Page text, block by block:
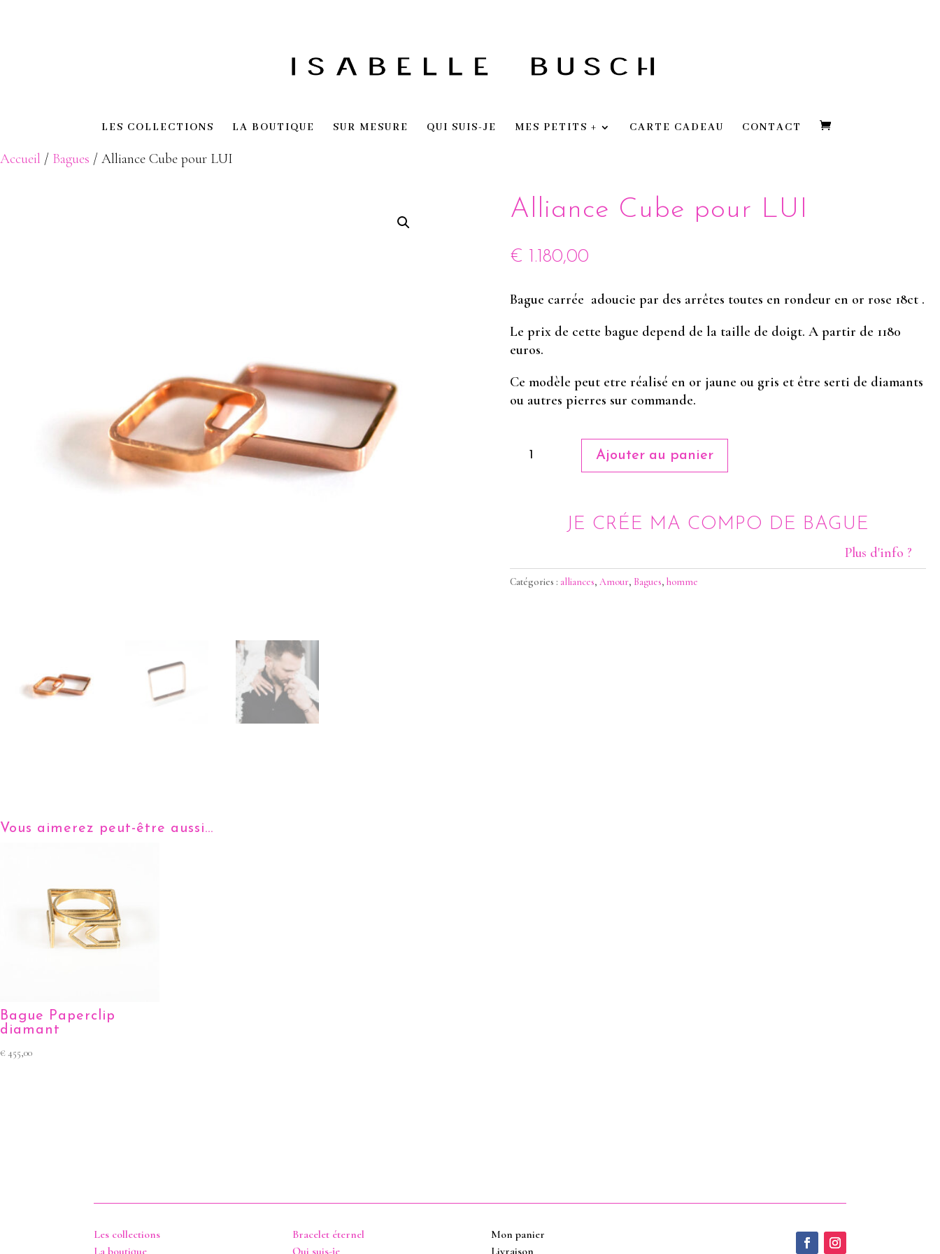
LES COLLECTIONS LA BOUTIQUE SUR MESURE QUI SUIS-JE MES PETITS + CARTE CADEAU CONTACT
Accueil / Bagues / Alliance Cube pour LUI
Alliance Cube pour LUI
€ 1.180,00
Bague carrée adoucie par des arrêtes toutes en rondeur en or rose 18ct .
Le prix de cette bague depend de la taille de doigt. A partir de 1180
euros.
Ce modèle peut etre réalisé en or jaune ou gris et être serti de diamants
ou autres pierres sur commande.
Ajouter au panier
JE CRÉE MA COMPO DE BAGUE
Plus d'info ?
Catégories : alliances, Amour, Bagues, homme
Vous aimerez peut-être aussi…
Bague Paperclip
diamant
€455,00
Les collections
La boutique
Bracelet éternel
Qui suis-je
Mon panier
Livraison